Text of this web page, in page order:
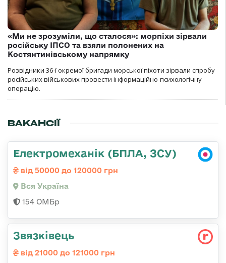
«Ми не зрозуміли, що сталося»: морпіхи зірвали
російську ІПСО та взяли полонених на
Костянтинівському напрямку
Розвідники 36-ї окремої бригади морської піхоти зірвали спробу
російських військових провести інформаційно-психологічну
операцію.
ВАКАНСІЇ
Електромеханік (БПЛА, ЗСУ)
від 50000 до 120000 грн
Вся Україна
154 ОМБр
Звязківець
від 21000 до 121000 грн